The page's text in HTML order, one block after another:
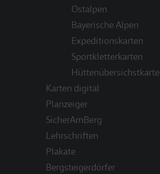
Ostalpen
Bayerische Alpen
Expeditionskarten
Sportkletterkarten
Hüttenübersichstkarte
Karten digital
Planzeiger
SicherAmBerg
Lehrschriften
Plakate
Bergsteigerdörfer